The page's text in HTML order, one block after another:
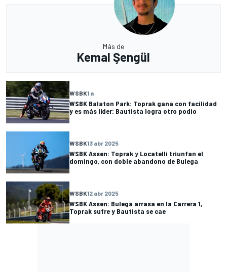
Más de
Kemal Şengül
WSBK1 a
WSBK Balaton Park: Toprak gana con facilidad
y es más líder; Bautista logra otro podio
WSBK13 abr 2025
WSBK Assen: Toprak y Locatelli triunfan el
domingo, con doble abandono de Bulega
WSBK12 abr 2025
WSBK Assen: Bulega arrasa en la Carrera 1,
Toprak sufre y Bautista se cae